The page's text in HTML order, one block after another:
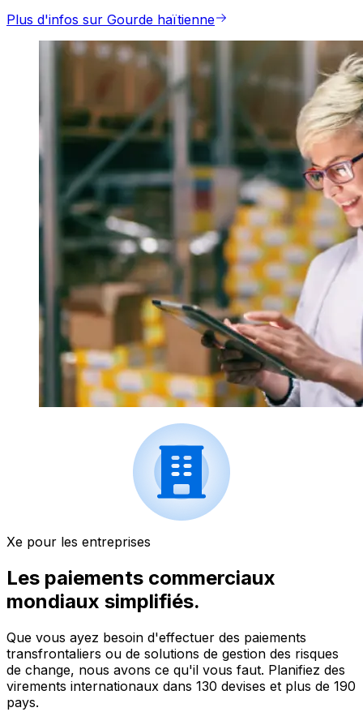
Plus d'infos sur Gourde haïtienne
Xe pour les entreprises
Les paiements commerciaux
mondiaux simplifiés.
Que vous ayez besoin d'effectuer des paiements
transfrontaliers ou de solutions de gestion des risques
de change, nous avons ce qu'il vous faut. Planifiez des
virements internationaux dans 130 devises et plus de 190
pays.